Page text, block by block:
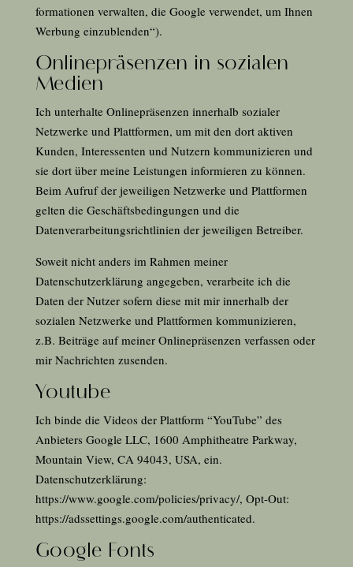
formationen verwalten, die Google verwendet, um Ihnen
Werbung einzublenden“).
Onlinepräsenzen in sozialen
Medien
Ich unterhalte Onlinepräsenzen innerhalb sozialer
Netzwerke und Plattformen, um mit den dort aktiven
Kunden, Interessenten und Nutzern kommunizieren und
sie dort über meine Leistungen informieren zu können.
Beim Aufruf der jeweiligen Netzwerke und Plattformen
gelten die Geschäftsbedingungen und die
Datenverarbeitungsrichtlinien der jeweiligen Betreiber.
Soweit nicht anders im Rahmen meiner
Datenschutzerklärung angegeben, verarbeite ich die
Daten der Nutzer sofern diese mit mir innerhalb der
sozialen Netzwerke und Plattformen kommunizieren,
z.B. Beiträge auf meiner Onlinepräsenzen verfassen oder
mir Nachrichten zusenden.
Youtube
Ich binde die Videos der Plattform “YouTube” des
Anbieters Google LLC, 1600 Amphitheatre Parkway,
Mountain View, CA 94043, USA, ein.
Datenschutzerklärung:
https://www.google.com/policies/privacy/, Opt-Out:
https://adssettings.google.com/authenticated.
Google Fonts